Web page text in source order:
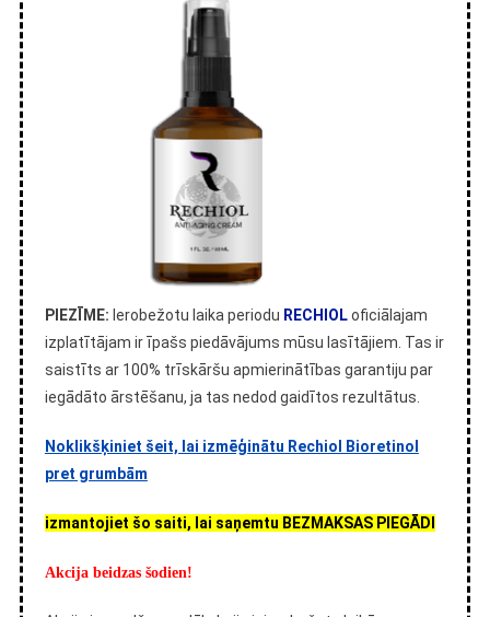
PIEZĪME: Ierobežotu laika periodu RECHIOLoficiālajam
izplatītājam ir īpašs piedāvājums mūsu lasītājiem. Tas ir
saistīts ar 100% trīskāršu apmierinātības garantiju par
iegādāto ārstēšanu, ja tas nedod gaidītos rezultātus.
Noklikšķiniet šeit, lai izmēģinātu Rechiol Bioretinol
pret grumbām
izmantojiet šo saiti, lai saņemtu BEZMAKSAS PIEGĀDI
Akcija beidzas šodien!